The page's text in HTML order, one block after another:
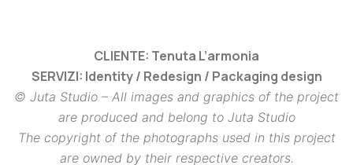
CLIENTE: Tenuta L’armonia
SERVIZI: Identity / Redesign / Packaging design
© Juta Studio – All images and graphics of the project
are produced and belong to Juta Studio
The copyright of the photographs used in this project
are owned by their respective creators.